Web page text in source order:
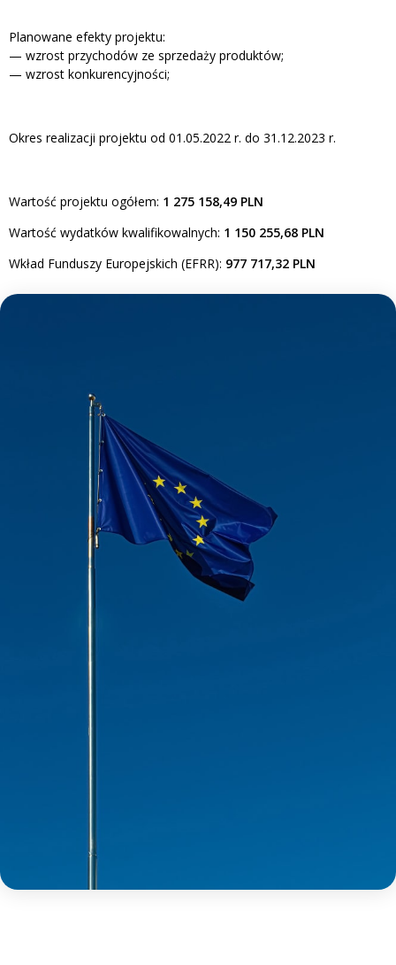
Planowane efekty projektu:
— wzrost przychodów ze sprzedaży produktów;
— wzrost konkurencyjności;
Okres realizacji projektu od 01.05.2022 r. do 31.12.2023 r.
Wartość projektu ogółem: 1 275 158,49 PLN
Wartość wydatków kwalifikowalnych: 1 150 255,68 PLN
Wkład Funduszy Europejskich (EFRR): 977 717,32 PLN